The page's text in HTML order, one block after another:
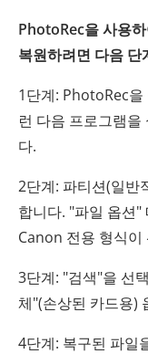
PhotoRec을 사용
복원하려면 다음 단
1단계: PhotoRec
런 다음 프로그램
다.
2단계: 파티션(일반
합니다. "파일 옵션"
Canon 전용 형식이
3단계: "검색"을 선
체"(손상된 카드용)
4단계: 복구된 파일